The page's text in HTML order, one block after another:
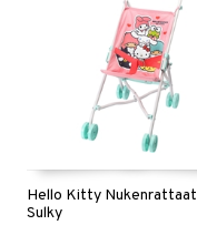
Hello Kitty Nukenrattaat
Sulky